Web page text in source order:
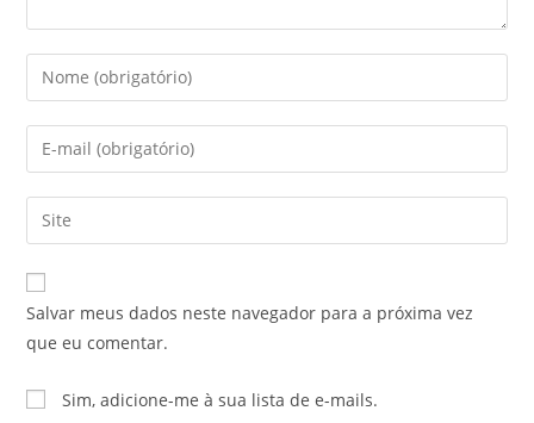
Digite
seu
nome
ou
de
usuário
para
comentar
Digite
seu
endereço
de
mail
para
comentar
Digite
o
URL
do
site
(opcional)
Salvar meus dados neste navegador para a próxima vez
que eu comentar.
Sim, adicione-me à sua lista de e-mails.